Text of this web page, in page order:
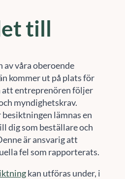
till
av våra oberoende
kommer ut på plats för
att entreprenören följer
myndighetskrav.
besiktningen lämnas en
dig som beställare och
är ansvarig att
fel som rapporterats.
kan utföras under, i